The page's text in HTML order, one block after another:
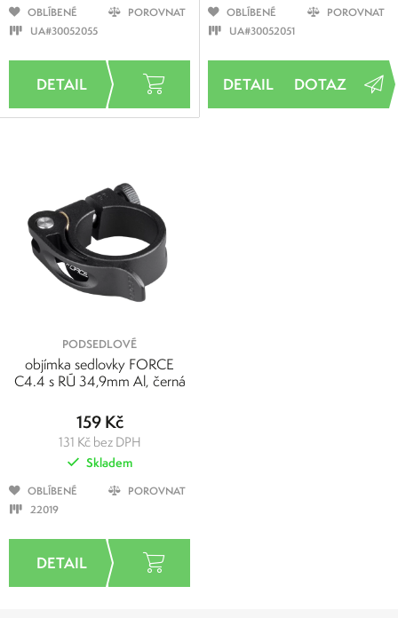
OBLÍBENÉ
POROVNAT
UA#30052055
OBLÍBENÉ
POROVNAT
UA#30052051
DOTAZ
PODSEDLOVÉ
objímka sedlovky FORCE
C4.4 s RÚ 34,9mm Al, černá
159 Kč
131 Kč bez DPH
Skladem
OBLÍBENÉ
POROVNAT
22019